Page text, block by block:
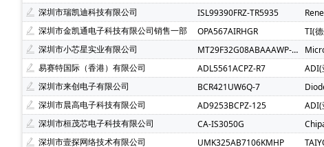
SGMICRO(圣邦微)(32)
Cypress(赛普拉斯)(31)
Brightking(台湾君耀)(22)
MotorComm(裕太微)(21)
SILICON LABS(芯科)(20)
RUNIC(润石)(19) Chiplntelli(
LOWPOWER(微源半导体)(14)
HED(华大电子)(13) X-
XILINX(赛灵思)(10)
Nuvoton(新唐)(9) WALTER(华德
SAMSUNG(三星)(7)
BERYL(绿宝石)(7) GD(兆易创新
TDK-Lambda(5)
YXC(扬兴晶振)(5) STE(松田)(5)
深圳市瑞凯迪科技有限公司
ISL99390FRZ-TR5935
深圳市金凯通电子科技有限公司销售一部
OPA567AIRHGR TI(
深圳市小芯星实业有限公司
MT29F32G08ABAAAWP-ITZ:A
易赛特国际（香港）有限公司
ADL5561ACPZ-R7 ADI(
深圳市来创电子有限公司
BCR421UW6Q-7
深圳市晨高电子科技有限公司
AD9253BCPZ-125 ADI(
深圳市桓茂芯电子科技有限公司
CA-IS3050G
深圳市壹探网络技术有限公司
UMK325AB7106KMHP